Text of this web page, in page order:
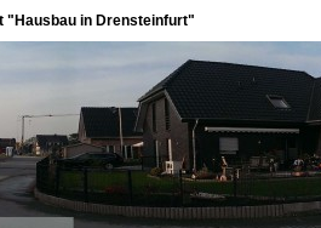
"Hausbau in Drensteinfurt"